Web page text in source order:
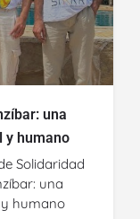
una
y humano
Solidaridad
una
humano